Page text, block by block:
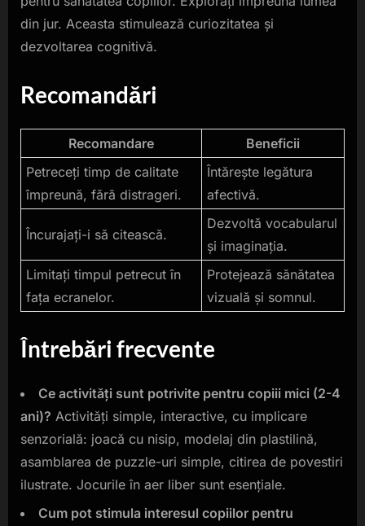
din jur. Aceasta stimulează curiozitatea și
dezvoltarea cognitivă.
Recomandări
Recomandare
Beneficii
Petreceți timp de calitate
împreună, fără distrageri.
Întărește legătura
afectivă.
Încurajați-i să citească.
Dezvoltă vocabularul
și imaginația.
Limitați timpul petrecut în
fața ecranelor.
Protejează sănătatea
vizuală și somnul.
Întrebări frecvente
Ce activități sunt potrivite pentru copiii mici (2-4
ani)? Activități simple, interactive, cu implicare
senzorială: joacă cu nisip, modelaj din plastilină,
asamblarea de puzzle-uri simple, citirea de povestiri
ilustrate. Jocurile în aer liber sunt esențiale.
Cum pot stimula interesul copiilor pentru